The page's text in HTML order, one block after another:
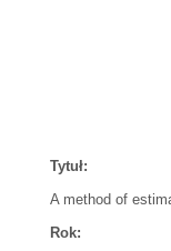
Tytuł:
A method of
Rok: